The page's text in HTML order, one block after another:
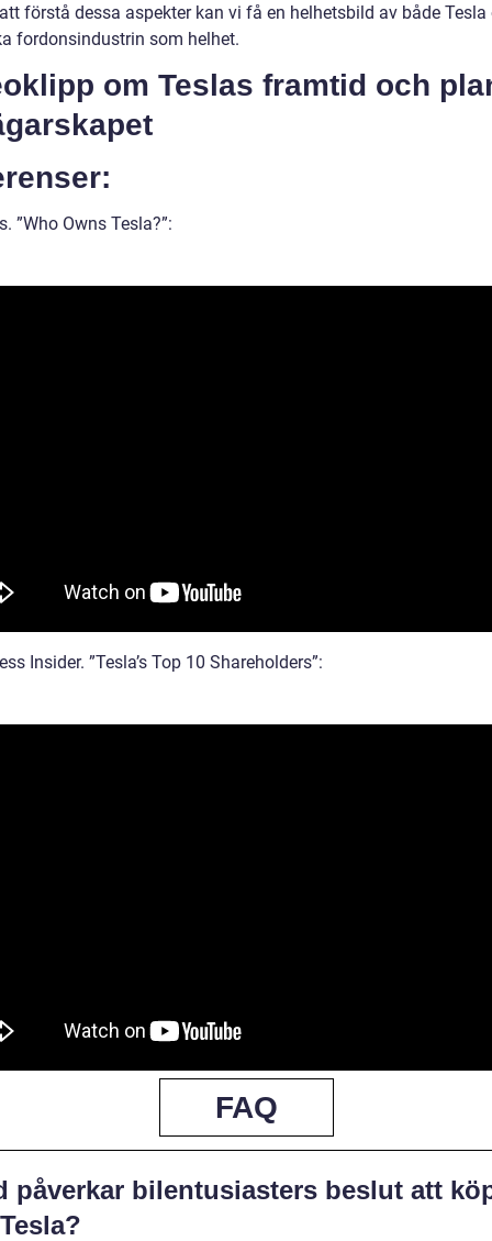
förstå dessa aspekter kan vi få en helhetsbild av både Tesla
fordonsindustrin som helhet.
om Teslas framtid och
”Who Owns Tesla?”:
Insider. ”Tesla’s Top 10 Shareholders”:
FAQ
påverkar bilentusiasters beslut att